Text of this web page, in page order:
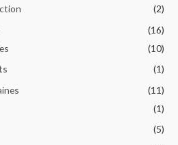
(2)
(16)
(10)
(1)
(11)
(1)
(5)